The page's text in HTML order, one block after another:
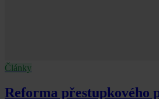
Články
Reforma přestupkového